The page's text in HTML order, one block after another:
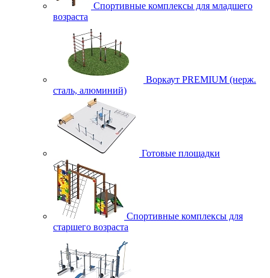
Спортивные комплексы для младшего
возраста
Воркаут PREMIUM (нерж.
сталь, алюминий)
Готовые площадки
Спортивные комплексы для
старшего возраста